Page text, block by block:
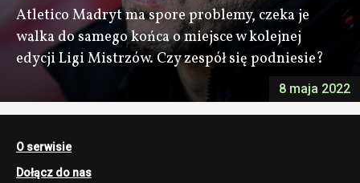
8 maja 2022
Atletico Madryt ma spore problemy, czeka je
walka do samego końca o miejsce w kolejnej
edycji Ligi Mistrzów. Czy zespół się podniesie?
O serwisie
Dołącz do nas